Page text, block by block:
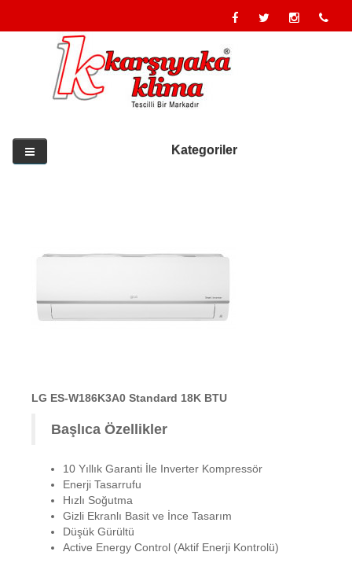
Kategoriler
LG ES-W186K3A0 Standard 18K BTU
Başlıca Özellikler
10 Yıllık Garanti İle Inverter Kompressör
Enerji Tasarrufu
Hızlı Soğutma
Gizli Ekranlı Basit ve İnce Tasarım
Düşük Gürültü
Active Energy Control (Aktif Enerji Kontrolü)